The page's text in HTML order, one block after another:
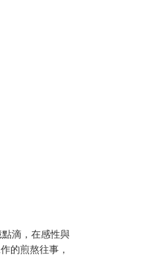
滴，在感性與
的煎熬往事，